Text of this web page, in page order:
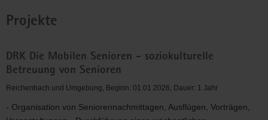
Projekte
DRK Die Mobilen Senioren - soziokulturelle
Betreuung von Senioren
Reichenbach und Umgebung, Beginn: 01.01.2026, Dauer: 1 Jahr
- Organisation von Seniorennachmittagen, Ausflügen, Vorträgen,